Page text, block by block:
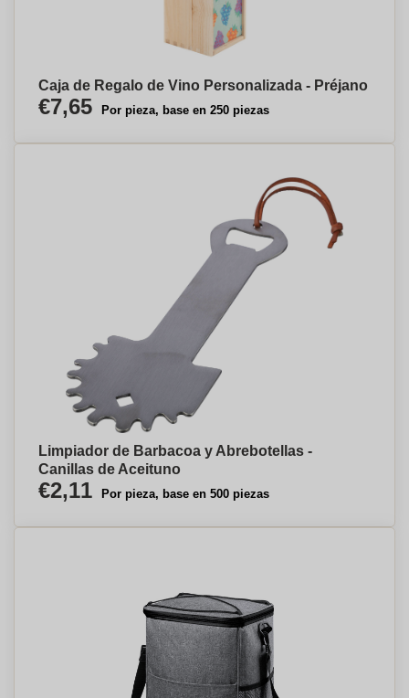
Caja de Regalo de Vino Personalizada - Préjano
€7,65 Por pieza, base en 250 piezas
Limpiador de Barbacoa y Abrebotellas -
Canillas de Aceituno
€2,11 Por pieza, base en 500 piezas